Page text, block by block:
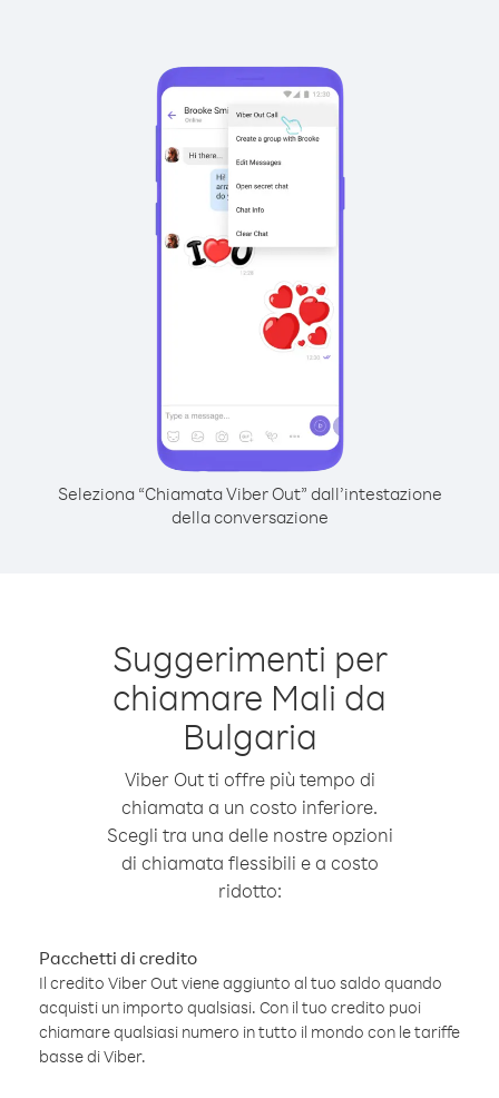
Seleziona “Chiamata Viber Out” dall’intestazione
della conversazione
Suggerimenti per
chiamare Mali da
Bulgaria
Viber Out ti offre più tempo di
chiamata a un costo inferiore.
Scegli tra una delle nostre opzioni
di chiamata flessibili e a costo
ridotto:
Pacchetti di credito
Il credito Viber Out viene aggiunto al tuo saldo quando
acquisti un importo qualsiasi. Con il tuo credito puoi
chiamare qualsiasi numero in tutto il mondo con le tariffe
basse di Viber.